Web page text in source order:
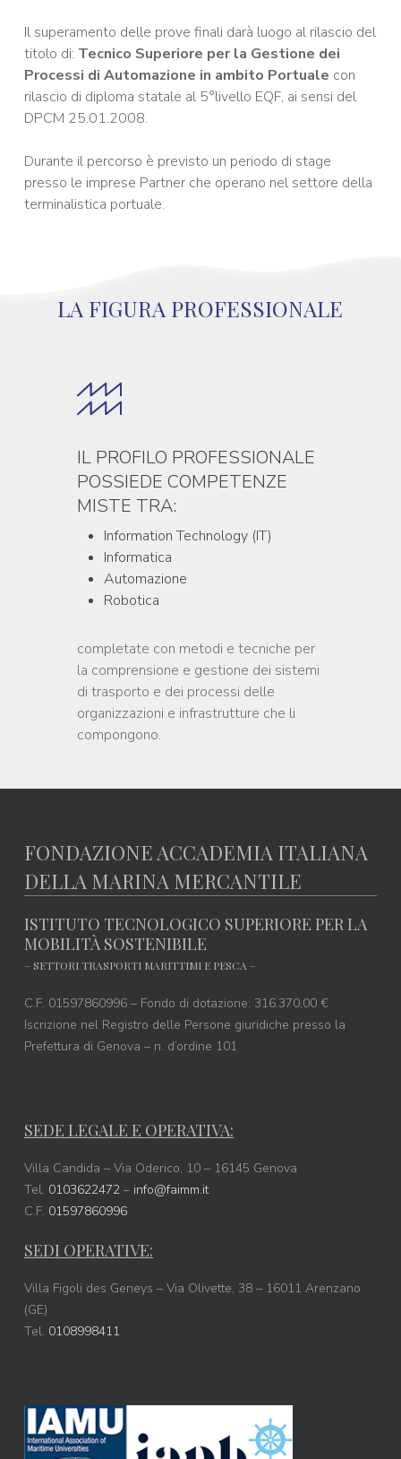
Il superamento delle prove finali darà luogo al rilascio del
titolo di: Tecnico Superiore per la Gestione dei
Processi di Automazione in ambito Portuale con
rilascio di diploma statale al 5°livello EQF, ai sensi del
DPCM 25.01.2008.
Durante il percorso è previsto un periodo di stage
presso le imprese Partner che operano nel settore della
terminalistica portuale.
LA FIGURA PROFESSIONALE
IL PROFILO PROFESSIONALE
POSSIEDE COMPETENZE
MISTE TRA:
Information Technology (IT)
Informatica
Automazione
Robotica
completate con metodi e tecniche per
la comprensione e gestione dei sistemi
di trasporto e dei processi delle
organizzazioni e infrastrutture che li
compongono.
FONDAZIONE ACCADEMIA ITALIANA
DELLA MARINA MERCANTILE
ISTITUTO TECNOLOGICO SUPERIORE PER LA
MOBILITÀ SOSTENIBILE
– SETTORI TRASPORTI MARITTIMI E PESCA –
C.F. 01597860996 – Fondo di dotazione: 316.370,00 €
Iscrizione nel Registro delle Persone giuridiche presso la
Prefettura di Genova – n. d’ordine 101
SEDE LEGALE E OPERATIVA:
Villa Candida – Via Oderico, 10 – 16145 Genova
Tel. 0103622472– info@faimm.it
C.F. 01597860996
SEDI OPERATIVE:
Villa Figoli des Geneys – Via Olivette, 38 – 16011 Arenzano
(GE)
Tel. 0108998411